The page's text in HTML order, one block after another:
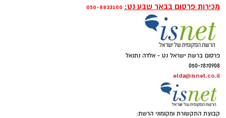
מכירות פרסום בבאר שבע נט: 050-8833100
פרסום ברשת ישראל נט - אלדה נתנאל
050-7870908
elda@isnet.co.il
קבוצת התקשורת ומקומוני הרשת: